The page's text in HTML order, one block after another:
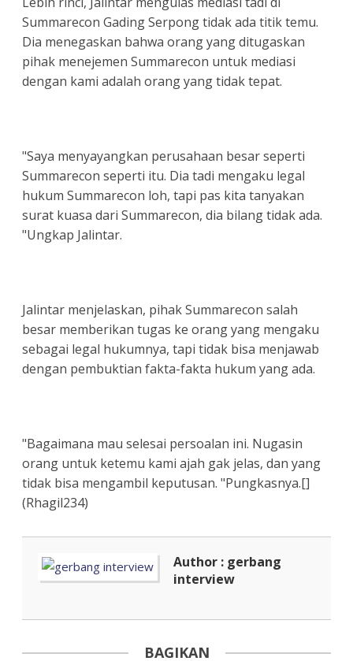
Summarecon Gading Serpong tidak ada titik temu.
Dia menegaskan bahwa orang yang ditugaskan
pihak menejemen Summarecon untuk mediasi
dengan kami adalah orang yang tidak tepat.
"Saya menyayangkan perusahaan besar seperti
Summarecon seperti itu. Dia tadi mengaku legal
hukum Summarecon loh, tapi pas kita tanyakan
surat kuasa dari Summarecon, dia bilang tidak ada.
"Ungkap Jalintar.
Jalintar menjelaskan, pihak Summarecon salah
besar memberikan tugas ke orang yang mengaku
sebagai legal hukumnya, tapi tidak bisa menjawab
dengan pembuktian fakta-fakta hukum yang ada.
"Bagaimana mau selesai persoalan ini. Nugasin
orang untuk ketemu kami ajah gak jelas, dan yang
tidak bisa mengambil keputusan. "Pungkasnya.[]
(Rhagil234)
Author : gerbang
interview
BAGIKAN